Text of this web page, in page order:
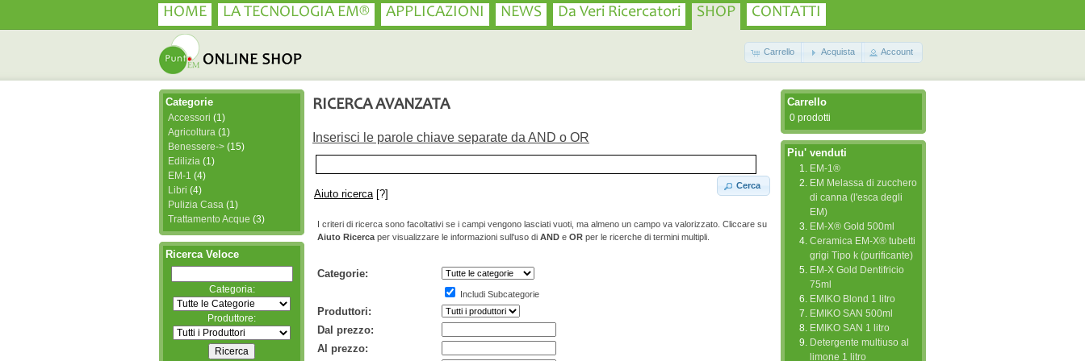
HOME LA TECNOLOGIA EM® APPLICAZIONI NEWS Da Veri Ricercatori SHOP CONTATTI
Carrello Acquista Account
RICERCA AVANZATA
Inserisci le parole chiave separate da AND o OR
Cerca
Aiuto ricerca [?]
I criteri di ricerca sono facoltativi se i campi vengono lasciati vuoti, ma almeno un campo va valorizzato. Cliccare su
Aiuto Ricerca per visualizzare le informazioni sull'uso di AND e OR per le ricerche di termini multipli.
Categorie:
Includi Subcategorie
Produttori:
Dal prezzo:
Al prezzo:
Categorie
Accessori (1)
Agricoltura (1)
Benessere-> (15)
Edilizia (1)
EM-1 (4)
Libri (4)
Pulizia Casa (1)
Trattamento Acque (3)
Ricerca Veloce
Categoria:
Produttore:
Carrello
0 prodotti
Piu' venduti
EM-1®
EM Melassa di zucchero
di canna (l'esca degli
EM)
EM-X® Gold 500ml
Ceramica EM-X® tubetti
grigi Tipo k (purificante)
EM-X Gold Dentifricio
75ml
EMIKO Blond 1 litro
EMIKO SAN 500ml
EMIKO SAN 1 litro
Detergente multiuso al
limone 1 litro